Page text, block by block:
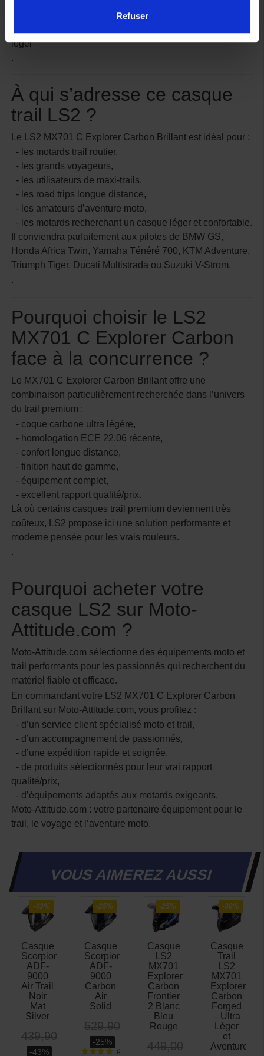
Refuser
- Prédisposition intercom Bluetooth
léger
.
À qui s’adresse ce casque
trail LS2 ?
Le LS2 MX701 C Explorer Carbon Brillant est idéal pour :
- les motards trail routier,
- les grands voyageurs,
- les utilisateurs de maxi-trails,
- les road trips longue distance,
- les amateurs d’aventure moto,
- les motards recherchant un casque léger et confortable.
Il conviendra parfaitement aux pilotes de BMW GS,
Honda Africa Twin, Yamaha Ténéré 700, KTM Adventure,
Triumph Tiger, Ducati Multistrada ou Suzuki V-Strom.
.
Pourquoi choisir le LS2
MX701 C Explorer Carbon
face à la concurrence ?
Le MX701 C Explorer Carbon Brillant offre une
combinaison particulièrement recherchée dans l’univers
du trail premium :
- coque carbone ultra légère,
- homologation ECE 22.06 récente,
- confort longue distance,
- finition haut de gamme,
- équipement complet,
- excellent rapport qualité/prix.
Là où certains casques trail premium deviennent très
coûteux, LS2 propose ici une solution performante et
moderne pensée pour les vrais rouleurs.
.
Pourquoi acheter votre
casque LS2 sur Moto-
Attitude.com ?
Moto-Attitude.com sélectionne des équipements moto et
trail performants pour les passionnés qui recherchent du
matériel fiable et efficace.
En commandant votre LS2 MX701 C Explorer Carbon
Brillant sur Moto-Attitude.com, vous profitez :
- d’un service client spécialisé moto et trail,
- d’un accompagnement de passionnés,
- d’une expédition rapide et soignée,
- de produits sélectionnés pour leur vrai rapport
qualité/prix,
- d’équipements adaptés aux motards exigeants.
Moto-Attitude.com : votre partenaire équipement pour le
trail, le voyage et l’aventure moto.
VOUS AIMEREZ AUSSI
-43%
Casque
Scorpion
ADF-
9000
Air Trail
Noir
Mat
Silver
439,90 €
-43%
-25%
Casque
Scorpion
ADF-
9000
Carbon
Air
Solid
529,90 €
-25%
-25%
Casque
LS2
MX701
Explorer
Carbon
Frontier
2 Blanc
Bleu
Rouge
449,00 €
-30%
Casque
Trail
LS2
MX701
Explorer
Carbon
Forged
– Ultra
Léger
et
Aventure